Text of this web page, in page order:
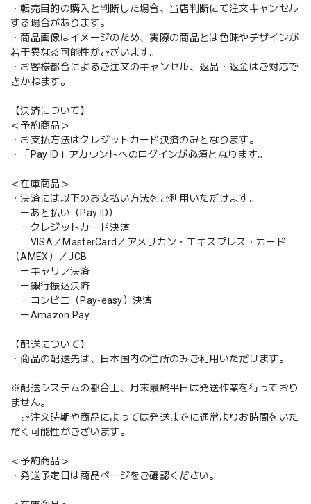
・転売目的の購入と判断した場合、当店判断にて注文キャンセル
する場合があります。
・商品画像はイメージのため、実際の商品とは色味やデザインが
若干異なる可能性がございます。
・お客様都合によるご注文のキャンセル、返品・返金はご対応で
きかねます。
【決済について】
＜予約商品＞
・お支払方法はクレジットカード決済のみとなります。
・「Pay ID」アカウントへのログインが必須となります。
＜在庫商品＞
・決済には以下のお支払い方法をご利用いただけます。
ーあと払い（Pay ID）
ークレジットカード決済
VISA／MasterCard／アメリカン・エキスプレス・カード
（AMEX）／JCB
ーキャリア決済
ー銀行振込決済
ーコンビニ（Pay-easy）決済
ーAmazon Pay
【配送について】
・商品の配送先は、日本国内の住所のみご利用いただけます。
※配送システムの都合上、月末最終平日は発送作業を行っており
ません。
ご注文時期や商品によっては発送までに通常よりお時間をいた
だく可能性がございます。
＜予約商品＞
・発送予定日は商品ページをご確認ください。